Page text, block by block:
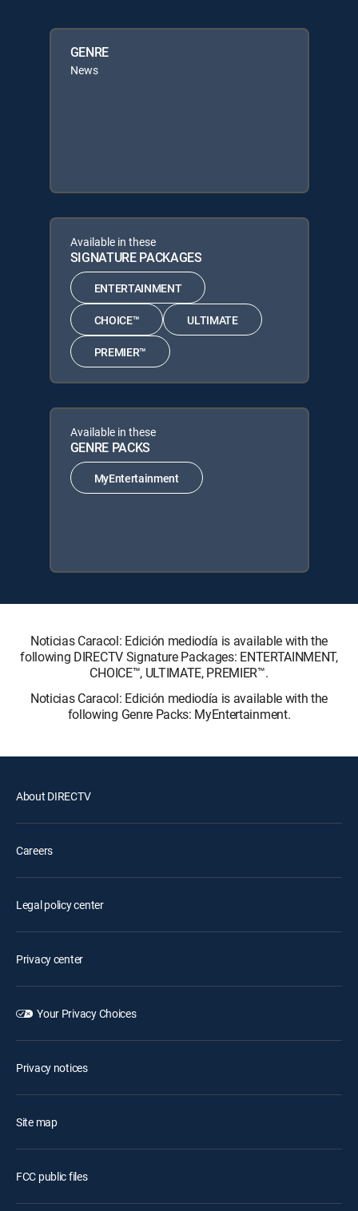
GENRE
News
Available in these
SIGNATURE PACKAGES
ENTERTAINMENT
CHOICE™ ULTIMATE
PREMIER™
Available in these
GENRE PACKS
MyEntertainment
Noticias Caracol: Edición mediodía is available with the
following DIRECTV Signature Packages: ENTERTAINMENT,
CHOICE™, ULTIMATE, PREMIER™.
Noticias Caracol: Edición mediodía is available with the
following Genre Packs: MyEntertainment.
About DIRECTV
Careers
Legal policy center
Privacy center
Your Privacy Choices
Privacy notices
Site map
FCC public files